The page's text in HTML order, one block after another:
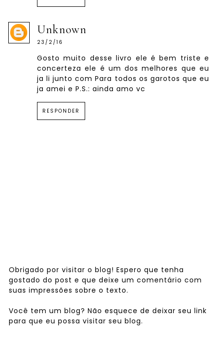
Unknown
23/2/16
Gosto muito desse livro ele é bem triste e
concerteza ele é um dos melhores que eu
ja li junto com Para todos os garotos que eu
ja amei e P.S.: ainda amo vc
RESPONDER
Obrigado por visitar o blog! Espero que tenha
gostado do post e que deixe um comentário com
suas impressões sobre o texto.
Você tem um blog? Não esquece de deixar seu link
para que eu possa visitar seu blog.